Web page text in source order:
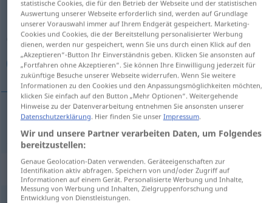
Übersicht aller Übersetzungen
(Für mehr Details die Übersetzung anklicken/antippen)
پیشگیری كردن
[pišgiri kardan]
Synonyme für "vorbeugen"
statistische Cookies, die für den Betrieb der Webseite und der statistischen
Auswertung unserer Webseite erforderlich sind, werden auf Grundlage
unserer Vorauswahl immer auf Ihrem Endgerät gespeichert. Marketing-
Cookies und Cookies, die der Bereitstellung personalisierter Werbung
dienen, werden nur gespeichert, wenn Sie uns durch einen Klick auf den
„Akzeptieren“-Button Ihr Einverständnis geben. Klicken Sie ansonsten auf
„Fortfahren ohne Akzeptieren“. Sie können Ihre Einwilligung jederzeit für
zukünftige Besuche unserer Webseite widerrufen. Wenn Sie weitere
Informationen zu den Cookies und den Anpassungsmöglichkeiten möchten,
klicken Sie einfach auf den Button „Mehr Optionen“. Weitergehende
Hinweise zu der Datenverarbeitung entnehmen Sie ansonsten unserer
Datenschutzerklärung. Hier finden Sie unser Impressum.
Wir und unsere Partner verarbeiten Daten, um Folgendes
bereitzustellen:
Genaue Geolocation-Daten verwenden. Geräteeigenschaften zur
Identifikation aktiv abfragen. Speichern von und/oder Zugriff auf
Informationen auf einem Gerät. Personalisierte Werbung und Inhalte,
Messung von Werbung und Inhalten, Zielgruppenforschung und
Entwicklung von Dienstleistungen.